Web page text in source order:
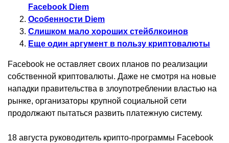
Facebook Diem
Особенности Diem
Слишком мало хороших стейблкоинов
Еще один аргумент в пользу криптовалюты
Facebook не оставляет своих планов по реализации
собственной криптовалюты. Даже не смотря на новые
нападки правительства в злоупотреблении властью на
рынке, организаторы крупной социальной сети
продолжают пытаться развить платежную систему.
18 августа руководитель крипто-программы Facebook